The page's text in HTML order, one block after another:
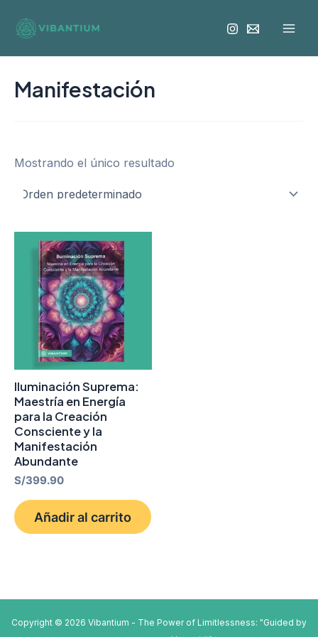
Manifestación
Mostrando el único resultado
Iluminación Suprema:
Maestría en Energía
para la Creación
Consciente y la
Manifestación
Abundante
S/399.90
Añadir al carrito
Copyright © 2026 Vibantium - The Power of Limitlessness: "Guided by